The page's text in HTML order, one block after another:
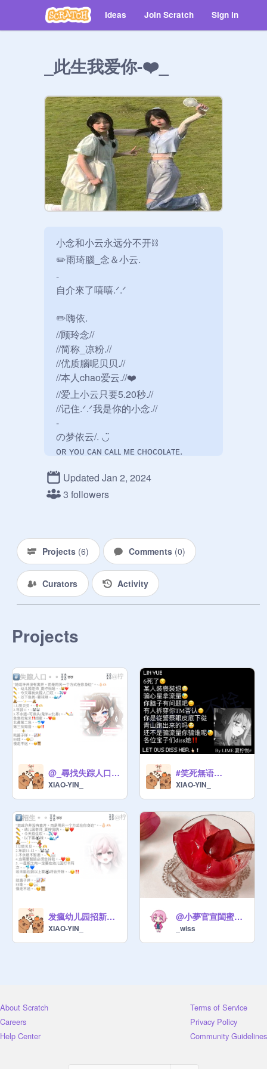
Ideas Join Scratch Sign in
_此生我爱你-❤️_
小念和小云永远分不开⛓️
✏️雨琦腦_念＆小云.
-
自介來了嘻嘻.ᐟ.ᐟ
✏️嗨依.
//顾玲念//
//简称_凉粉.//
//优质腦呢贝贝.//
//本人chao爱云.//❤️
//爱上小云只要5.20秒.//
//记住.ᐟ.ᐟ我是你的小念.//
-
の梦依云/. ◡̈
ᴏʀ ʏᴏᴜ ᴄᴀɴ ᴄᴀʟʟ ᴍᴇ ᴄʜᴏᴄᴏʟᴀᴛᴇ.
❏云云是你的baby.⏳
-
抢也抢不走的❕
云和念⛓️
是鬼米✔️
不是姐妹❌
不是说散就散的‼️
//.小手一牵 咱俩最甜.❤️\\
Updated Jan 2, 2024
3 followers
Projects (6) Comments (0)
Curators Activity
Projects
@_尋找失踪人口…
XIAO-YIN_
#笑死無语…
XIAO-YIN_
发瘋幼儿园招新生、
XIAO-YIN_
@小夢官宣閨蜜吶. ♡̷̷
_wiss
About Scratch
Careers
Help Center
Terms of Service
Privacy Policy
Community Guidelines